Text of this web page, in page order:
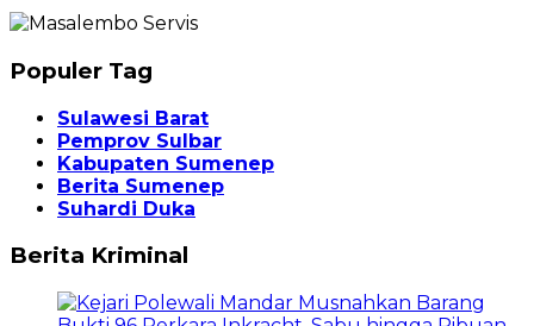
Populer Tag
Sulawesi Barat
Pemprov Sulbar
Kabupaten Sumenep
Berita Sumenep
Suhardi Duka
Berita Kriminal